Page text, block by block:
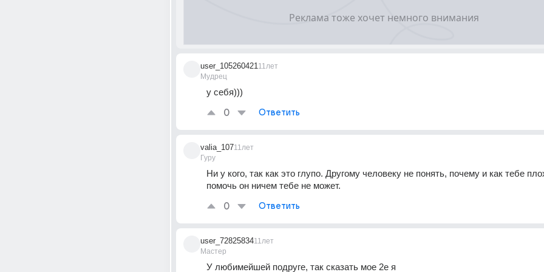
user_105260421
Мудрец
11лет
у себя)))
0 Ответить
valia_107
Гуру
11лет
Ни у кого, так как это глупо. Другому человеку не понять, почему и как тебе
помочь он ничем тебе не может.
0 Ответить
user_72825834
Мастер
11лет
У любимейшей подруге, так сказать мое 2е я